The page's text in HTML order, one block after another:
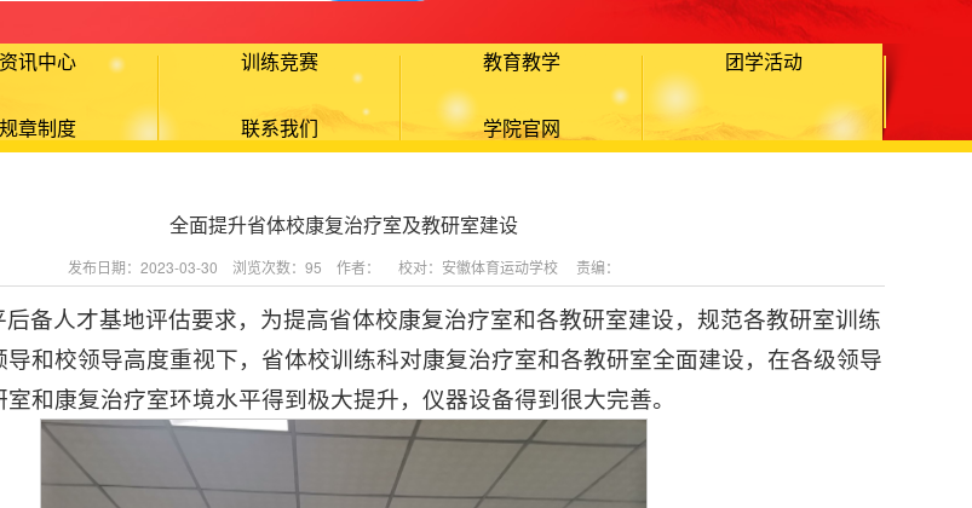
资讯中心 训练竞赛 教育教学 团学活动
规章制度 联系我们 学院官网
全面提升省体校康复治疗室及教研室建设
发布日期：2023-03-30 浏览次数： 95 作者： 校对：安徽体育运动学校 责编：
备人才基地评估要求，为提高省体校康复治疗室和各教研室建设，规范各教研室训练
和校领导高度重视下，省体校训练科对康复治疗室和各教研室全面建设，在各级领导
和康复治疗室环境水平得到极大提升，仪器设备得到很大完善。